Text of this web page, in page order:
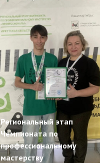
Региональный этап
Чемпионата по
профессиональному
мастерству